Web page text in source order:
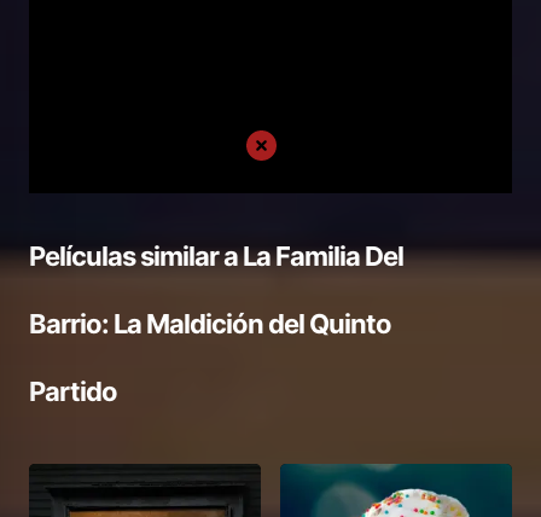
Películas similar aLa Familia Del
Barrio: La Maldición del Quinto
Partido